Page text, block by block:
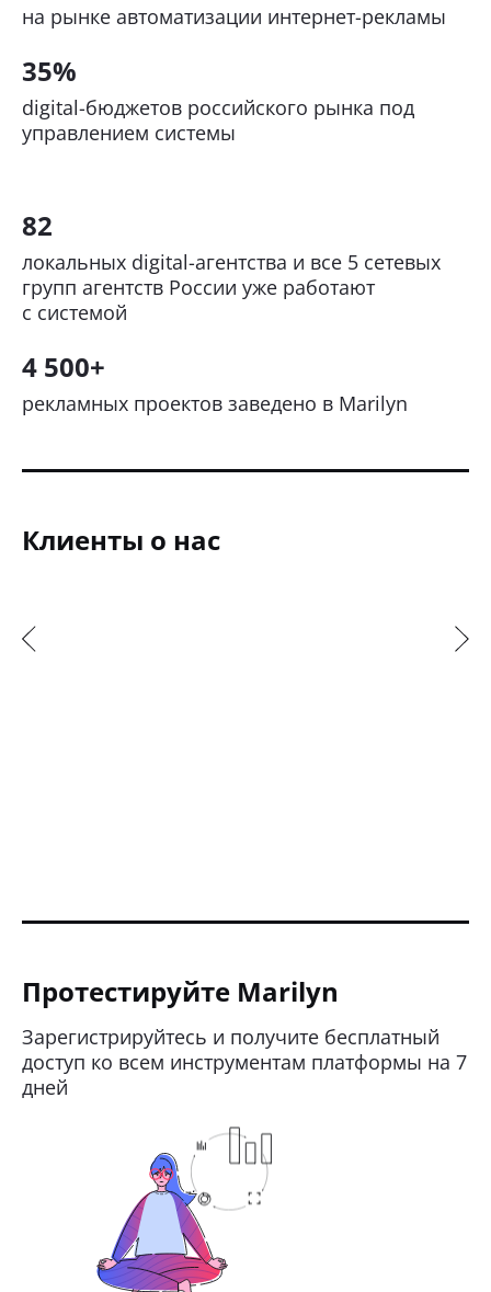
на рынке автоматизации интернет-рекламы
35%
digital-бюджетов российского рынка под
управлением системы
82
локальных digital-агентства и все 5 сетевых
групп агентств России уже работают
с системой
4 500+
рекламных проектов заведено в Marilyn
Клиенты о нас
в целом по клиенту гораздо быстрее. Я бы
Протестируйте Marilyn
Зарегистрируйтесь и получите бесплатный
доступ ко всем инструментам платформы на 7
дней